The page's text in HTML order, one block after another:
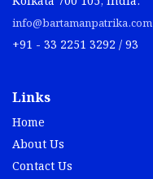
info@bartamanpatrika.com
+91 - 33 2251 3292 / 93
Links
Home
About Us
Contact Us